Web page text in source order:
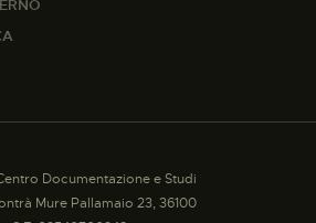
Documentazione e Studi
Mure Pallamaio 23, 36100